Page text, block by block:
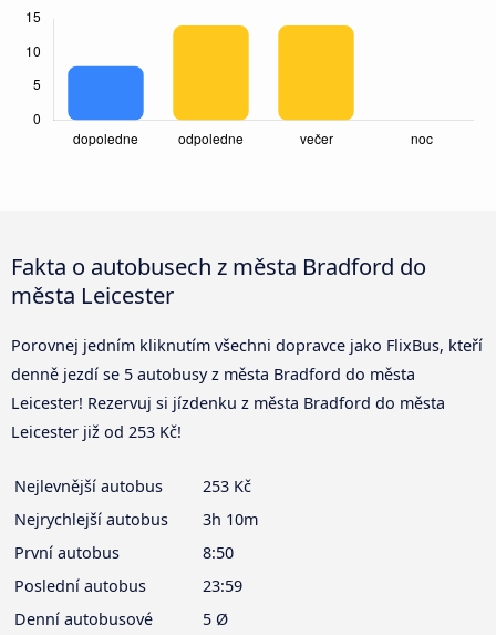
Fakta o autobusech z města Bradford do
města Leicester
Porovnej jedním kliknutím všechni dopravce jako FlixBus, kteří
denně jezdí se 5 autobusy z města Bradford do města
Leicester! Rezervuj si jízdenku z města Bradford do města
Leicester již od 253 Kč!
Nejlevnější autobus
253 Kč
Nejrychlejší autobus
3h 10m
První autobus
8:50
Poslední autobus
23:59
Denní autobusové
5 Ø